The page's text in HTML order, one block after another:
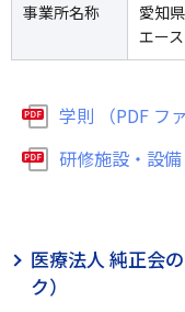
事業所名称
愛知
エー
学則 （PDF フ
研修施設・設備
医療法人 純正会
ク）